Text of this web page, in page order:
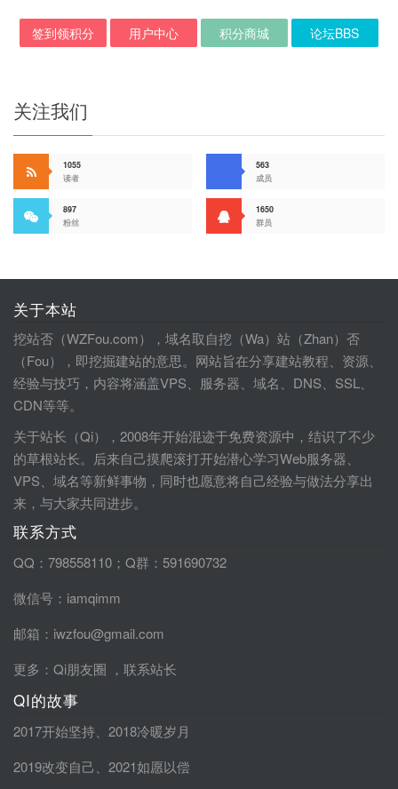
签到领积分 用户中心 积分商城 论坛BBS
关注我们
1055
读者
563
成员
897
粉丝
1650
群员
关于本站
挖站否（WZFou.com），域名取自挖（Wa）站（Zhan）否
（Fou），即挖掘建站的意思。网站旨在分享建站教程、资源、
经验与技巧，内容将涵盖VPS、服务器、域名、DNS、SSL、
CDN等等。
关于站长（Qi），2008年开始混迹于免费资源中，结识了不少
的草根站长。后来自己摸爬滚打开始潜心学习Web服务器、
VPS、域名等新鲜事物，同时也愿意将自己经验与做法分享出
来，与大家共同进步。
联系方式
QQ：798558110；Q群：591690732
微信号：iamqimm
邮箱：iwzfou@gmail.com
更多： Qi朋友圈 ， 联系站长
QI的故事
2017开始坚持
2018冷暖岁月
2019改变自己
2021如愿以偿